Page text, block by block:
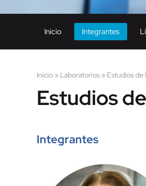
Inicio Integrantes
Inicio» Laboratorios» Estudios de
Estudios
Integrantes